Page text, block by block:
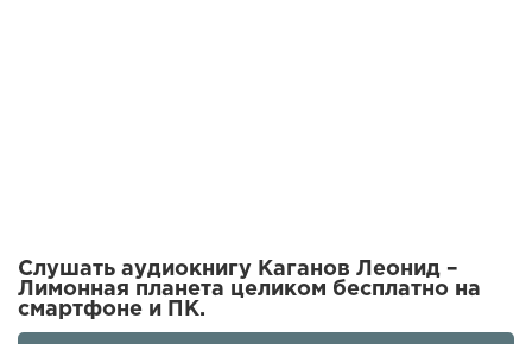
Слушать аудиокнигу Каганов Леонид –
Лимонная планета целиком бесплатно на
смартфоне и ПК.